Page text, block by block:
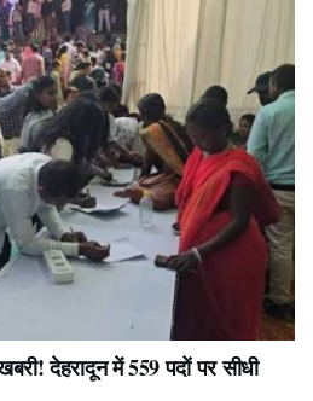
देहरादून में 559 पदों पर सीधी